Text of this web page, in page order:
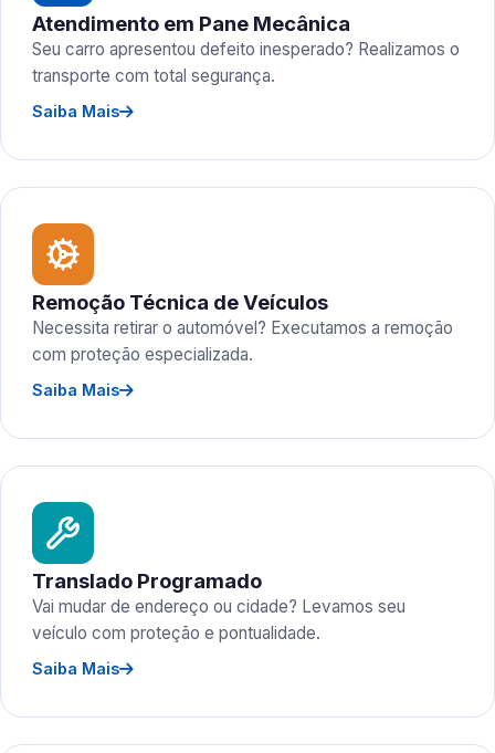
Atendimento em Pane Mecânica
Seu carro apresentou defeito inesperado? Realizamos o
transporte com total segurança.
Saiba Mais
Remoção Técnica de Veículos
Necessita retirar o automóvel? Executamos a remoção
com proteção especializada.
Saiba Mais
Translado Programado
Vai mudar de endereço ou cidade? Levamos seu
veículo com proteção e pontualidade.
Saiba Mais